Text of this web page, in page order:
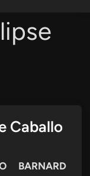
Caballo
BARNARD